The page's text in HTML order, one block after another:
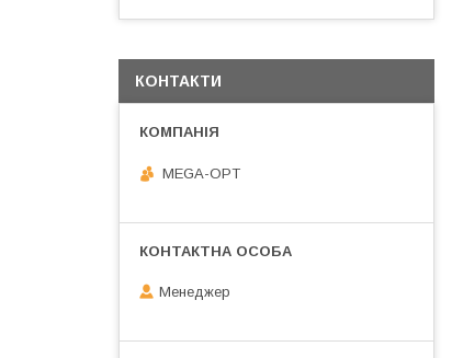
КОНТАКТИ
MEGA-OPT
Менеджер